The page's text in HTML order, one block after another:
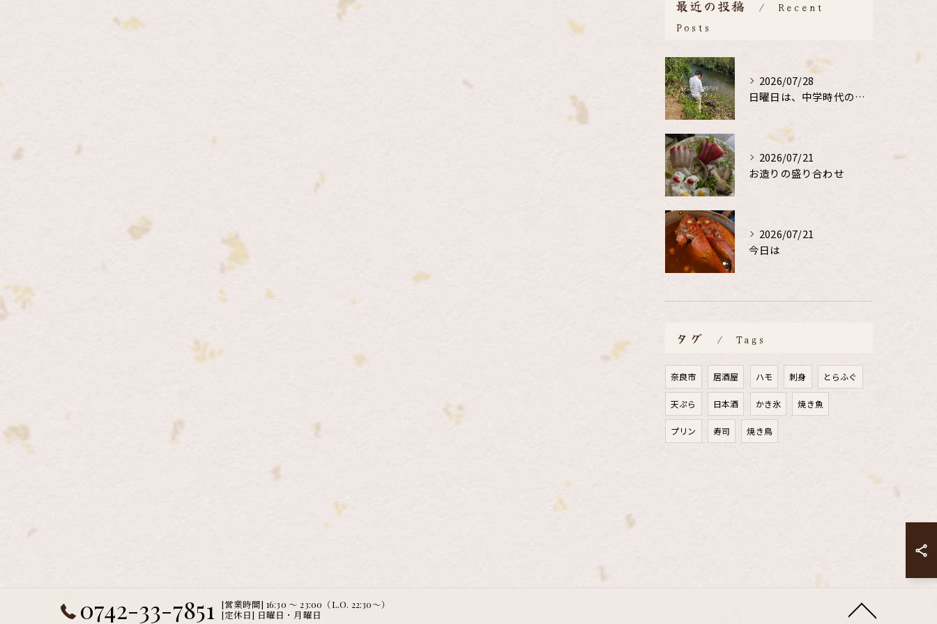
最近の投稿
Recent
Posts
2026/07/28
日曜日は、中学時代の、同級生と鮎釣り
2026/07/21
お造りの盛り合わせ
2026/07/21
今日は
タグ Tags
奈良市 居酒屋 ハモ 刺身 とらふぐ
天ぷら 日本酒 かき氷 焼き魚
プリン 寿司 焼き鳥
0742-33-7851
[営業時間] 16:30 ～ 23:00（L.O. 22:30～）
[定休日] 日曜日・月曜日